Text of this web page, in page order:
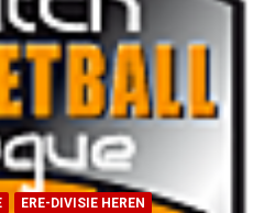
ERE-DIVISIE HEREN